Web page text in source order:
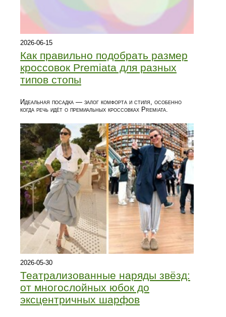
2026-06-15
Как правильно подобрать размер
кроссовок Premiata для разных
типов стопы
Идеальная посадка — залог комфорта и стиля, особенно
когда речь идёт о премиальных кроссовках Premiata.
2026-05-30
Театрализованные наряды звёзд:
от многослойных юбок до
эксцентричных шарфов